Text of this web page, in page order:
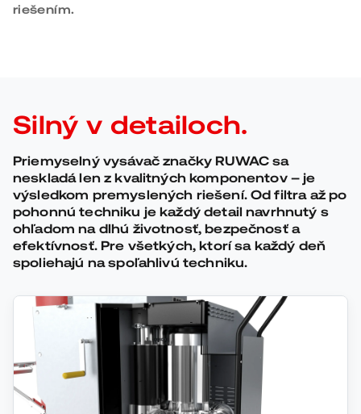
riešením.
Silný v detailoch.
Priemyselný vysávač značky RUWAC sa
neskladá len z kvalitných komponentov – je
výsledkom premyslených riešení. Od filtra až po
pohonnú techniku je každý detail navrhnutý s
ohľadom na dlhú životnosť, bezpečnosť a
efektívnosť. Pre všetkých, ktorí sa každý deň
spoliehajú na spoľahlivú techniku.